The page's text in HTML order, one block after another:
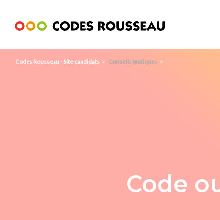
Codes Rousseau - Site candidats Conseils pratiques
Code